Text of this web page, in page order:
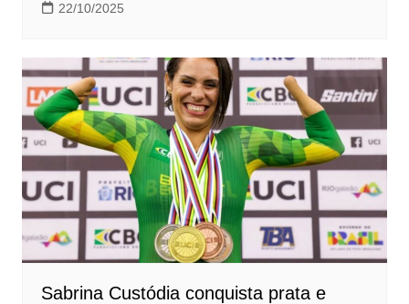
22/10/2025
Sabrina Custódia conquista prata e